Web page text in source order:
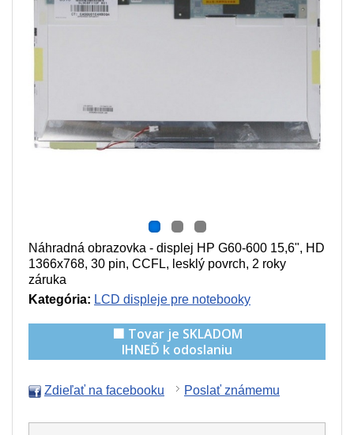
Náhradná obrazovka - displej HP G60-600 15,6", HD
1366x768, 30 pin, CCFL, lesklý povrch, 2 roky
záruka
Kategória: LCD displeje pre notebooky
🟩 Tovar je SKLADOM
IHNEĎ k odoslaniu
Zdieľať na facebooku Poslať známemu